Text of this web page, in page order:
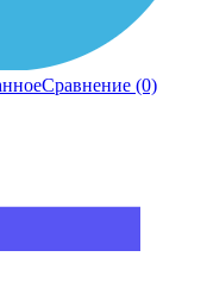
Сравнение (0)